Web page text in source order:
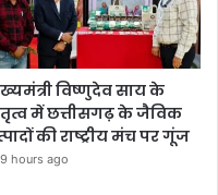
विष्णुदेव साय के
में छत्तीसगढ़ के जैविक
की राष्ट्रीय मंच पर गूंज
9 hours ago